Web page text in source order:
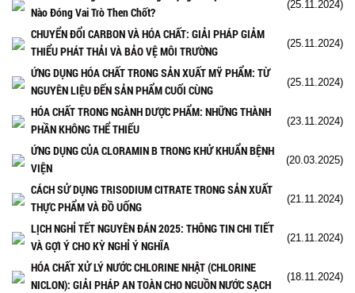
Nào Đóng Vai Trò Then Chốt?
(25.11.2024)
CHUYỂN ĐỔI CARBON VÀ HÓA CHẤT: GIẢI PHÁP GIẢM
THIỂU PHÁT THẢI VÀ BẢO VỆ MÔI TRƯỜNG
(25.11.2024)
ỨNG DỤNG HÓA CHẤT TRONG SẢN XUẤT MỸ PHẨM: TỪ
NGUYÊN LIỆU ĐẾN SẢN PHẨM CUỐI CÙNG
(25.11.2024)
HÓA CHẤT TRONG NGÀNH DƯỢC PHẨM: NHỮNG THÀNH
PHẦN KHÔNG THỂ THIẾU
(23.11.2024)
ỨNG DỤNG CỦA CLORAMIN B TRONG KHỬ KHUẨN BỆNH
VIỆN
(20.03.2025)
CÁCH SỬ DỤNG TRISODIUM CITRATE TRONG SẢN XUẤT
THỰC PHẨM VÀ ĐỒ UỐNG
(21.11.2024)
LỊCH NGHỈ TẾT NGUYÊN ĐÁN 2025: THÔNG TIN CHI TIẾT
VÀ GỢI Ý CHO KỲ NGHỈ Ý NGHĨA
(21.11.2024)
HÓA CHẤT XỬ LÝ NƯỚC CHLORINE NHẬT (CHLORINE
NICLON): GIẢI PHÁP AN TOÀN CHO NGUỒN NƯỚC SẠCH
(18.11.2024)